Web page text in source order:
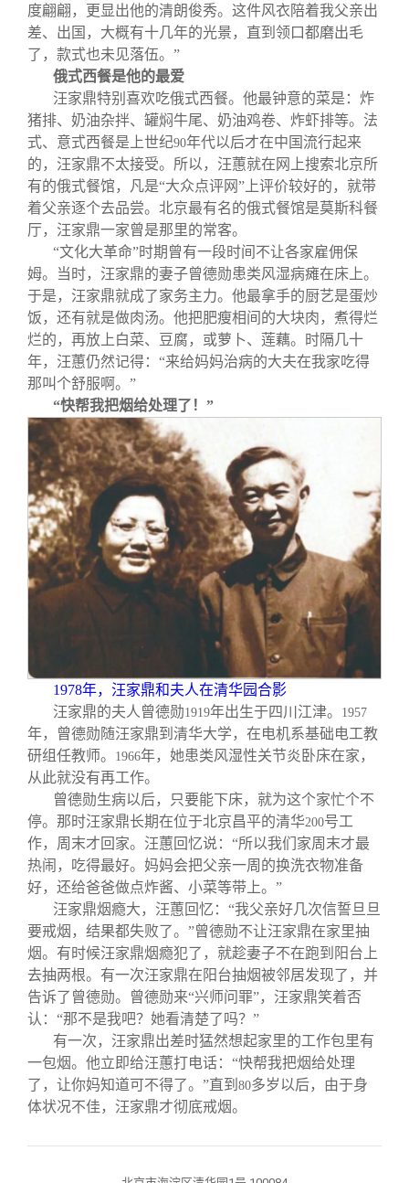
度翩翩，更显出他的清朗俊秀。这件风衣陪着我父亲出
差、出国，大概有十几年的光景，直到领口都磨出毛
了，款式也未见落伍。”
俄式西餐是他的最爱
汪家鼎特别喜欢吃俄式西餐。他最钟意的菜是：炸
猪排、奶油杂拌、罐焖牛尾、奶油鸡卷、炸虾排等。法
式、意式西餐是上世纪90年代以后才在中国流行起来
的，汪家鼎不太接受。所以，汪蕙就在网上搜索北京所
有的俄式餐馆，凡是“大众点评网”上评价较好的，就带
着父亲逐个去品尝。北京最有名的俄式餐馆是莫斯科餐
厅，汪家鼎一家曾是那里的常客。
“文化大革命”时期曾有一段时间不让各家雇佣保
姆。当时，汪家鼎的妻子曾德勋患类风湿病瘫在床上。
于是，汪家鼎就成了家务主力。他最拿手的厨艺是蛋炒
饭，还有就是做肉汤。他把肥瘦相间的大块肉，煮得烂
烂的，再放上白菜、豆腐，或萝卜、莲藕。时隔几十
年，汪蕙仍然记得：“来给妈妈治病的大夫在我家吃得
那叫个舒服啊。”
“快帮我把烟给处理了！”
1978年，汪家鼎和夫人在清华园合影
汪家鼎的夫人曾德勋1919年出生于四川江津。 1957
年，曾德勋随汪家鼎到清华大学，在电机系基础电工教
研组任教师。
1966年，她患类风湿性关节炎卧床在家，
从此就没有再工作。
曾德勋生病以后，只要能下床，就为这个家忙个不
停。那时汪家鼎长期在位于北京昌平的清华200号工
作，周末才回家。汪蕙回忆说：“所以我们家周末才最
热闹，吃得最好。妈妈会把父亲一周的换洗衣物准备
好，还给爸爸做点炸酱、小菜等带上。”
汪家鼎烟瘾大，汪蕙回忆：“我父亲好几次信誓旦旦
要戒烟，结果都失败了。”曾德勋不让汪家鼎在家里抽
烟。有时候汪家鼎烟瘾犯了，就趁妻子不在跑到阳台上
去抽两根。有一次汪家鼎在阳台抽烟被邻居发现了，并
告诉了曾德勋。曾德勋来“兴师问罪”，汪家鼎笑着否
认：“那不是我吧？她看清楚了吗？”
有一次，汪家鼎出差时猛然想起家里的工作包里有
一包烟。他立即给汪蕙打电话：“快帮我把烟给处理
了，让你妈知道可不得了。”直到 80多岁以后，由于身
体状况不佳，汪家鼎才彻底戒烟。